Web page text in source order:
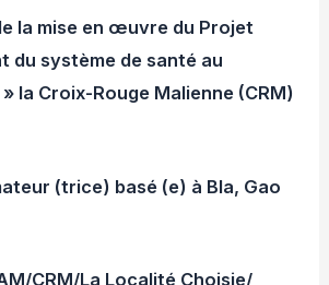
la mise en œuvre du Projet
du système de santé au
» la Croix-Rouge Malienne (CRM)
(trice) basé (e) à Bla, Gao
CRM/La Localité Choisie/